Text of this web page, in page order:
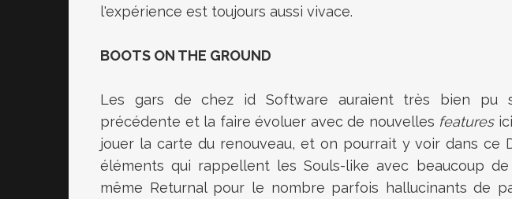
l'expérience est toujours aussi vivace.
BOOTS ON THE GROUND
Les gars de chez id Software auraient très bien pu
précédente et la faire évoluer avec de nouvelles features
jouer la carte du renouveau, et on pourrait y voir dans ce
éléments qui rappellent les Souls-like avec beaucoup
même Returnal pour le nombre parfois hallucinants de